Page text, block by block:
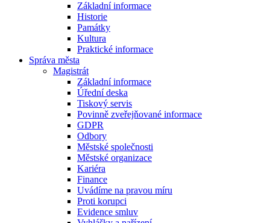
Základní informace
Historie
Památky
Kultura
Praktické informace
Správa města
Magistrát
Základní informace
Úřední deska
Tiskový servis
Povinně zveřejňované informace
GDPR
Odbory
Městské společnosti
Městské organizace
Kariéra
Finance
Uvádíme na pravou míru
Proti korupci
Evidence smluv